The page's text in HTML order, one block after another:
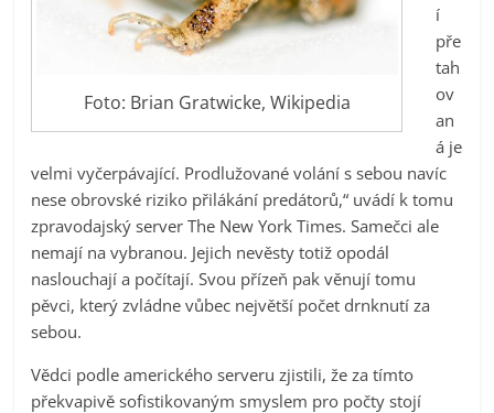
Foto: Brian Gratwicke, Wikipedia
í
pře
tah
ov
an
á je
velmi vyčerpávající. Prodlužované volání s sebou navíc
nese obrovské riziko přilákání predátorů,“ uvádí k tomu
zpravodajský server The New York Times. Samečci ale
nemají na vybranou. Jejich nevěsty totiž opodál
naslouchají a počítají. Svou přízeň pak věnují tomu
pěvci, který zvládne vůbec největší počet drnknutí za
sebou.
Vědci podle amerického serveru zjistili, že za tímto
překvapivě sofistikovaným smyslem pro počty stojí